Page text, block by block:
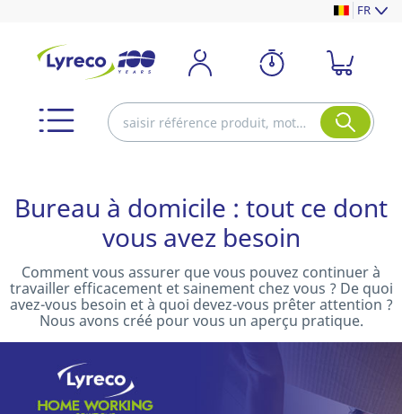
FR
Bureau à domicile : tout ce dont
vous avez besoin
Comment vous assurer que vous pouvez continuer à
travailler efficacement et sainement chez vous ? De quoi
avez-vous besoin et à quoi devez-vous prêter attention ?
Nous avons créé pour vous un aperçu pratique.